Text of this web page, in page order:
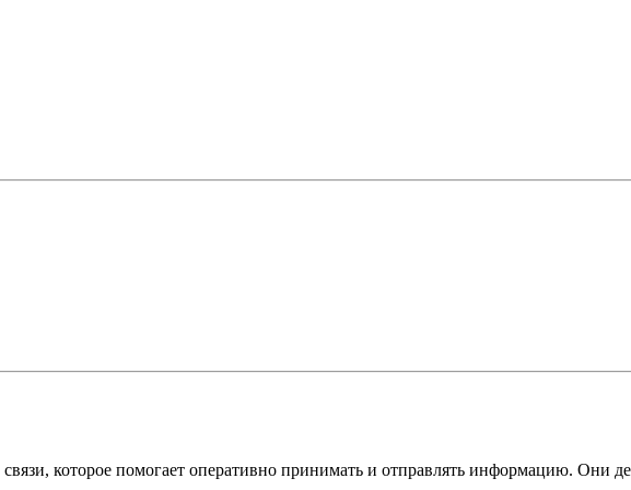
которое помогает оперативно принимать и отправлять информацию. Они